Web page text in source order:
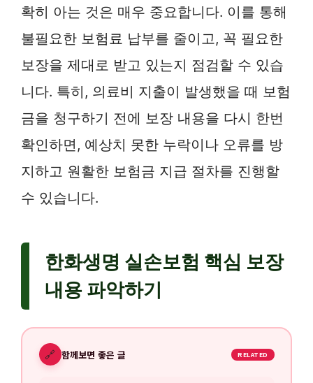
확히 아는 것은 매우 중요합니다. 이를 통해
불필요한 보험료 납부를 줄이고, 꼭 필요한
보장을 제대로 받고 있는지 점검할 수 있습
니다. 특히, 의료비 지출이 발생했을 때 보험
금을 청구하기 전에 보장 내용을 다시 한번
확인하면, 예상치 못한 누락이나 오류를 방
지하고 원활한 보험금 지급 절차를 진행할
수 있습니다.
한화생명 실손보험 핵심 보장
내용 파악하기
🔗 함께보면 좋은 글 RELATED